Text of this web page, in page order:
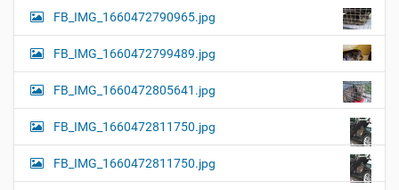
FB_IMG_1660472790965.jpg
FB_IMG_1660472799489.jpg
FB_IMG_1660472805641.jpg
FB_IMG_1660472811750.jpg
FB_IMG_1660472811750.jpg